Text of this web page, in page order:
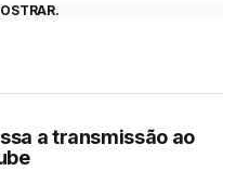
a transmissão ao